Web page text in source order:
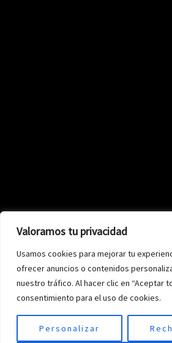
Valoramos tu privacidad
Usamos cookies para mejorar tu
ofrecer anuncios o contenidos
nuestro tráfico. Al hacer clic en “Aceptar
consentimiento para el uso de cookies.
Personalizar